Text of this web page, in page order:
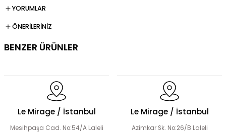
YORUMLAR
ÖNERİLERİNİZ
BENZER ÜRÜNLER
Le Mirage / İstanbul
Mesihpaşa Cad. No:54/A Laleli
Le Mirage / İstanbul
Azimkar Sk. No:26/B Laleli